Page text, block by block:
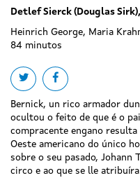
Detlef Sierck (Douglas
Heinrich George, Maria
84 minutos
Share on twitter
Share on
Bernick, un rico armador
ocultou o feito de que é o
compracente engano resulta
Oeste americano do único
sobre o seu pasado, Johann
circo e ao que se lle